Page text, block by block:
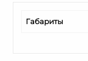
Габариты